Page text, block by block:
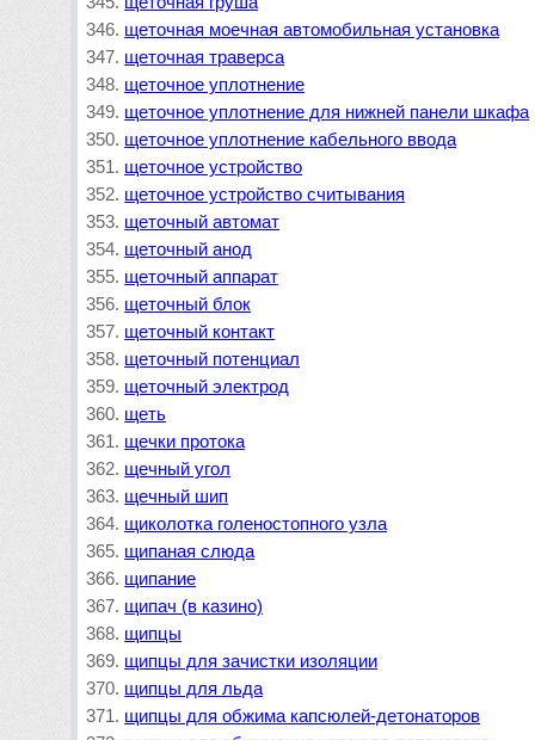
щеточная моечная автомобильная установка
щеточная траверса
щеточное уплотнение
щеточное уплотнение для нижней панели шкафа
щеточное уплотнение кабельного ввода
щеточное устройство
щеточное устройство считывания
щеточный автомат
щеточный анод
щеточный аппарат
щеточный блок
щеточный контакт
щеточный потенциал
щеточный электрод
щеть
щечки протока
щечный угол
щечный шип
щиколотка голеностопного узла
щипаная слюда
щипание
щипач (в казино)
щипцы
щипцы для зачистки изоляции
щипцы для льда
щипцы для обжима капсюлей-детонаторов